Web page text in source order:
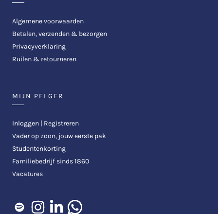
Algemene voorwaarden
Betalen, verzenden & bezorgen
Privacyverklaring
Ruilen & retourneren
MIJN PELGER
Inloggen | Registreren
Vader op zoon, jouw eerste pak
Studentenkorting
Familiebedrijf sinds 1860
Vacatures